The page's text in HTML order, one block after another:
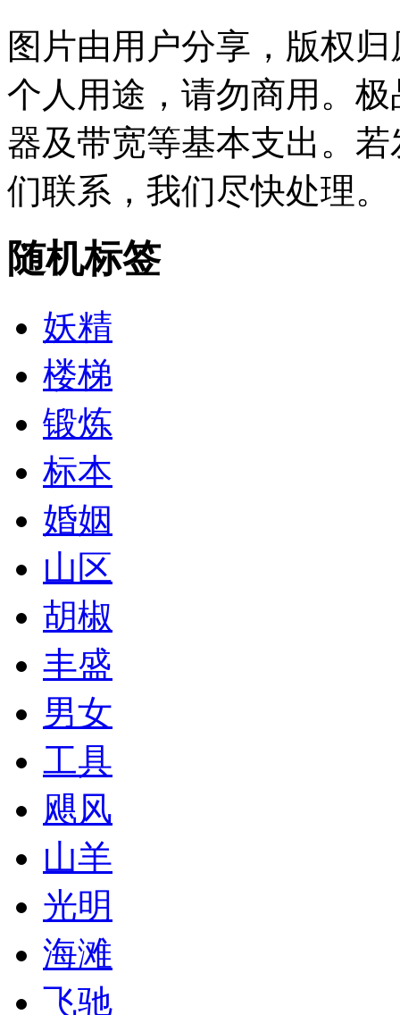
图片由用户分享，版权
个人用途，请勿商用。
器及带宽等基本支出。
们联系，我们尽快处理。
随机标签
妖精
楼梯
锻炼
标本
婚姻
山区
胡椒
丰盛
男女
工具
飓风
山羊
光明
海滩
飞驰